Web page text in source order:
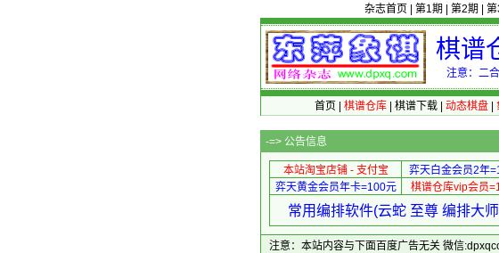
杂志首页 第1期 第2期 第
棋谱
注意：二
首页 棋谱仓库| 棋谱下载| 动态棋盘|
-=> 公告信息
本站淘宝店铺 - 支付宝 弈天白金会员2年
弈天黄金会员年卡=100元
棋谱仓库vip会员
常用编排软件(云蛇 至尊 编排大
注意：本站内容与下面百度广告无关 微信